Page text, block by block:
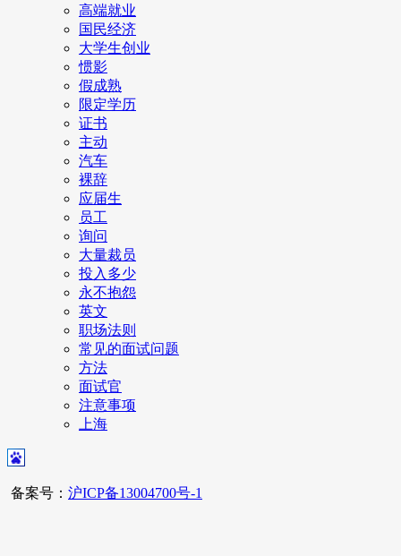
高端就业
国民经济
大学生创业
惯影
假成熟
限定学历
证书
主动
汽车
裸辞
应届生
员工
询问
大量裁员
投入多少
永不抱怨
英文
职场法则
常见的面试问题
方法
面试官
注意事项
上海
备案号： 沪ICP备13004700号-1